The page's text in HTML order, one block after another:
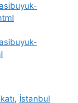
, İstanbul